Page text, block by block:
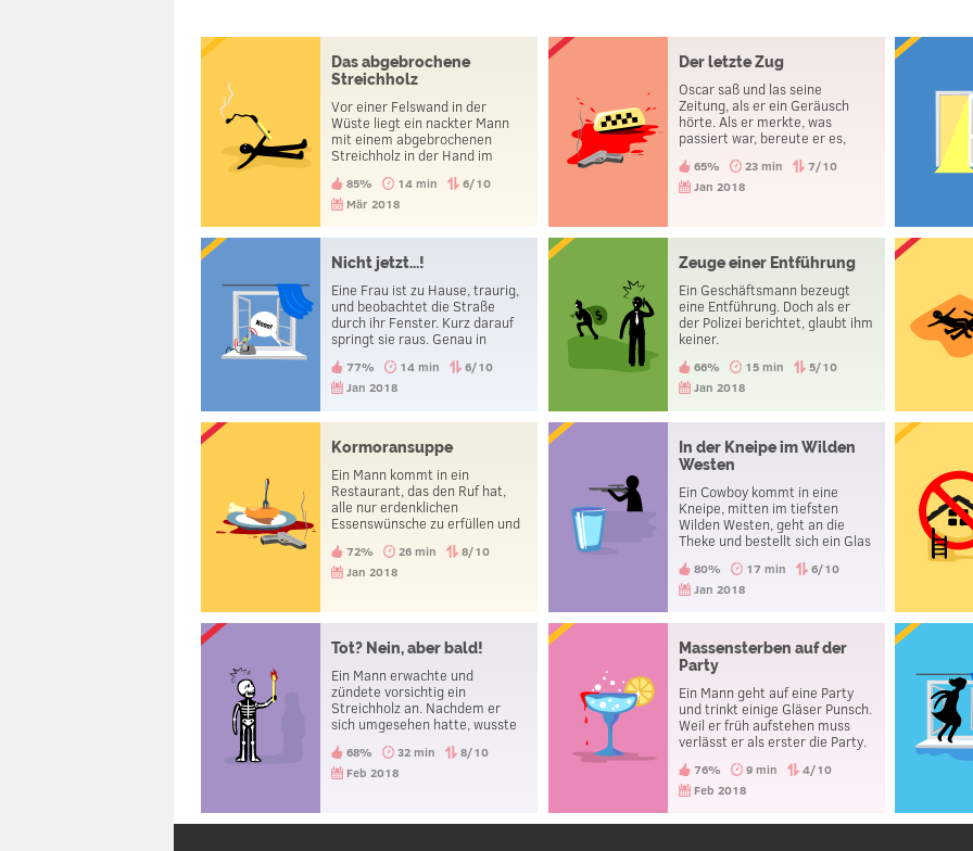
Das abgebrochene
Streichholz
Vor einer Felswand in der
Wüste liegt ein nackter Mann
mit einem abgebrochenen
Streichholz in der Hand im
sehen. Was ist passiert?
85% 14 min
6/10
Mär 2018
Der letzte Zug
Oscar saß und las seine
Zeitung, als er ein Geräusch
hörte. Als er merkte, was
passiert war, bereute er es,
rechtzeitig erwischt hatte. Kurz
darauf beging er Selbstmord.
65% 23 min
7/10
Jan 2018
Nicht jetzt...!
Eine Frau ist zu Hause, traurig,
und beobachtet die Straße
durch ihr Fenster. Kurz darauf
springt sie raus. Genau in
Telefon klingeln und bereut es,
gesprungen zu sein.
77% 14 min
6/10
Jan 2018
Zeuge einer Entführung
Ein Geschäftsmann bezeugt
eine Entführung. Doch als er
der Polizei berichtet, glaubt ihm
keiner.
66% 15 min
5/10
Jan 2018
Kormoransuppe
Ein Mann kommt in ein
Restaurant, das den Ruf hat,
alle nur erdenklichen
Essenswünsche zu erfüllen und
wird ihm auch tatsächlich
serviert, er isst einen Bissen
72% 26 min
8/10
Jan 2018
In der Kneipe im Wilden
Westen
Ein Cowboy kommt in eine
Kneipe, mitten im tiefsten
Wilden Westen, geht an die
Theke und bestellt sich ein Glas
unter der Theke eine Pistole
hervor und hält sie dem Mann
bedankt sich daraufhin und
verlässt die Kneipe. Was soll
das?
80% 17 min
6/10
Jan 2018
Tot? Nein, aber bald!
Ein Mann erwachte und
zündete vorsichtig ein
Streichholz an. Nachdem er
sich umgesehen hatte, wusste
68% 32 min
8/10
Feb 2018
Massensterben auf der
Party
Ein Mann geht auf eine Party
und trinkt einige Gläser Punsch.
Weil er früh aufstehen muss
verlässt er als erster die Party.
seine Kollegen an vergiftetem
Punsch starben. Er aber hat gar
Beschwerden. Warum ist er
76% 9 min
4/10
Feb 2018